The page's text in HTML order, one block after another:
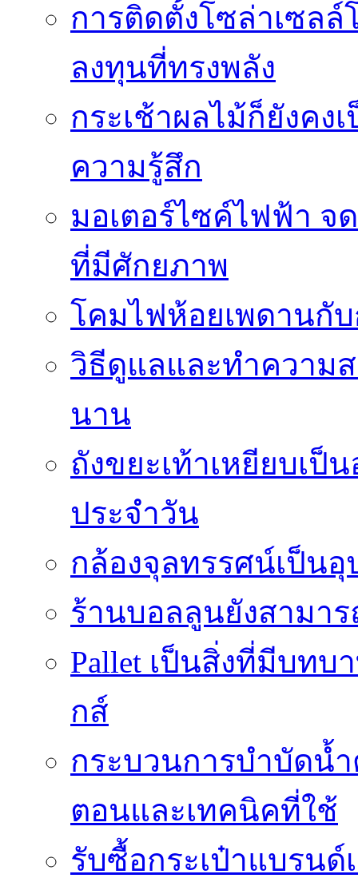
การติดตั้งโซล่าเซลล์
ลงทุนที่ทรงพลัง
กระเช้าผลไม้ก็ยังคง
ความรู้สึก
มอเตอร์ไซค์ไฟฟ้า จ
ที่มีศักยภาพ
โคมไฟห้อยเพดานกั
วิธีดูแลและทำความ
นาน
ถังขยะเท้าเหยียบเ
ประจำวัน
กล้องจุลทรรศน์เป็น
ร้านบอลลูนยังสามาร
Pallet เป็นสิ่งที่มีบท
กส์
กระบวนการบำบัดน้
ตอนและเทคนิคที่ใช้
รับซื้อกระเป๋าแบรนด์